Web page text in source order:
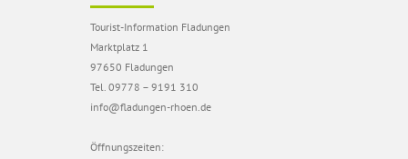
Tourist-Information Fladungen
Marktplatz 1
97650 Fladungen
Tel. 09778 – 9191 310
info@fladungen-rhoen.de
Öffnungszeiten: